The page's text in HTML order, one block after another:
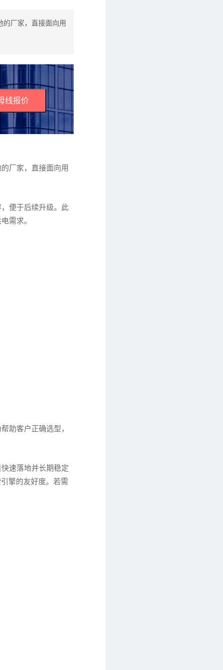
的厂家，直接面向用
线报价
厂家，直接面向用
便于后续升级。此
需求。
助客户正确选型，
速落地并长期稳定
擎的友好度。若需